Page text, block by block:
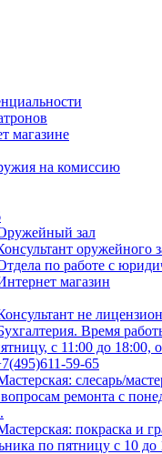
магазине
на комиссию
зал
оружейного
по работе с
магазин
не
Время
с 11:00 до 18:00,
59-65
слесарь/
ремонта с
покраска и
по пятницу с 10 до